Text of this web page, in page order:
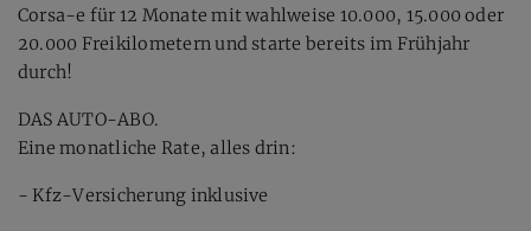
Corsa-e für 12 Monate mit wahlweise 10.000, 15.000 oder
20.000 Freikilometern und starte bereits im Frühjahr
durch!
DAS AUTO-ABO.
Eine monatliche Rate, alles drin:
- Kfz-Versicherung inklusive